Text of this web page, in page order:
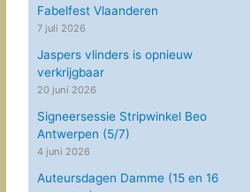
Fabelfest Vlaanderen
7 juli 2026
Jaspers vlinders is opnieuw
verkrijgbaar
20 juni 2026
Signeersessie Stripwinkel Beo
Antwerpen (5/7)
4 juni 2026
Auteursdagen Damme (15 en 16